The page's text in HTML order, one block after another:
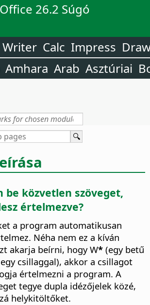
26.2 Súgó
Writer Calc Impress
Amhara Arab Asztúriai
be közvetlen szöveget,
értelmezve?
a program automatikusan
Néha nem ez a kíván
akarja beírni, hogy W* (egy betű
csillaggal), akkor a csillagot
értelmezni a program. A
tegye dupla idézőjelek közé,
helykitöltőket.